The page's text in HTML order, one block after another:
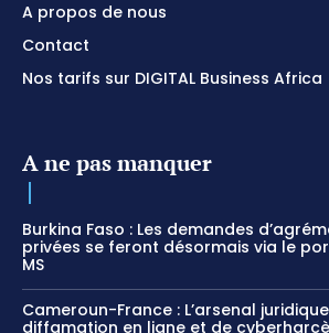
A propos de nous
Contact
Nos tarifs sur DIGITAL Business Africa
A ne pas manquer
Burkina Faso : Les demandes
privées se feront désormais via le
MS
Cameroun-France : L’arsenal
diffamation en ligne et de